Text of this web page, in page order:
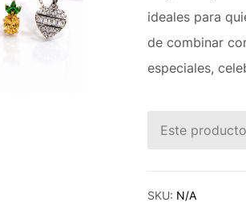
ideales para
de combinar
especiales,
Este
SKU: N/A